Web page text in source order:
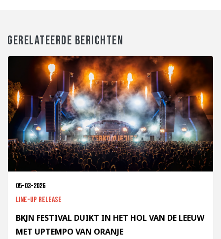
GERELATEERDE BERICHTEN
05-03-2026
Line-up release
BKJN FESTIVAL DUIKT IN HET HOL VAN DE LEEUW
MET UPTEMPO VAN ORANJE